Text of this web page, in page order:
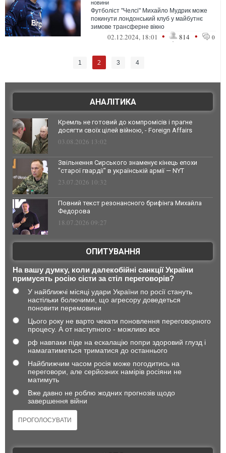
новини
Футболіст "Челсі" Михайло Мудрик може
покинути лондонський клуб у майбутнє
зимове трансферне вікно
02.12.2024, 18:01 • 814 • 0
1 2 3 4
АНАЛІТИКА
Кремль не готовий до компромісів і прагне
досягти своїх цілей війною, - Foreign Affairs
03.08.2026 13:02
Звільнення Сирського знаменує кінець епохи
"старої гвардії" в українській армії — NYT
23.07.2026 10:32
Повний текст резонансного брифінга Михайла
Федорова
18.07.2026 09:27
ОПИТУВАННЯ
На вашу думку, коли далекобійні санкції України
примусять росію сісти за стіл переговорів?
У найближчі місяці удари України по росії стануть
настільки болючими, що агресору доведеться
поновити перемовини
Цього року не варто чекати поновлення переговорного
процесу. А от наступного - можливо все
рф навпаки піде на ескалацію попри здоровий глузд і
намагатиметься триматися до останнього
Найближчим часом росія може погодитись на
переговори, але серйозних намірів росіяни не
матимуть
Вже давно не роблю жодних прогнозів щодо
завершення війни